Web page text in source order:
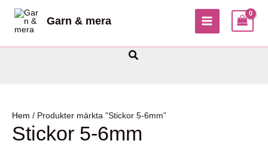
innehåll
Garn & mera
MAIN
Sök
Hem / Produkter märkta ”Stickor 5-6mm”
Stickor 5-6mm